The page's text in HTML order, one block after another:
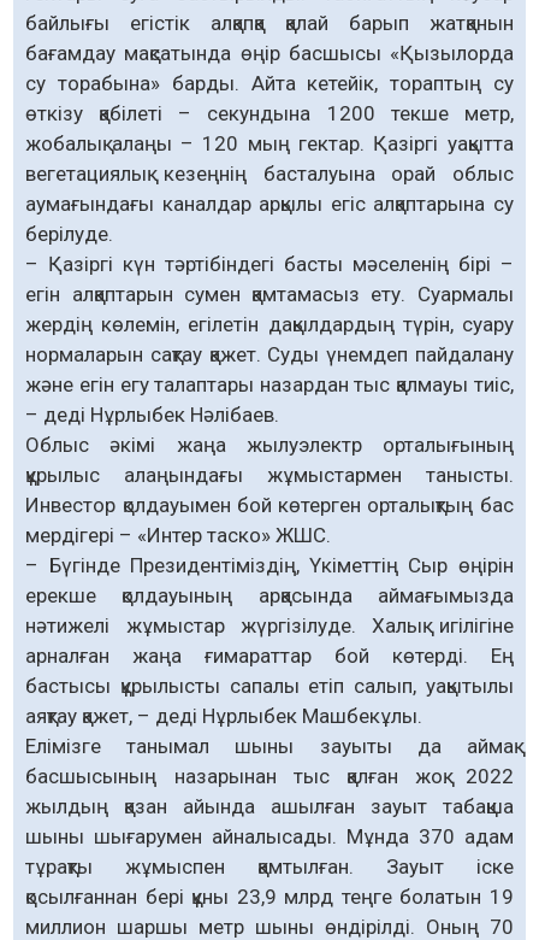
байлығы егістік алқапқа қалай барып жатқанын
бағамдау мақсатында өңір басшысы «Қызылорда
су торабына» барды. Айта кетейік, тораптың су
өткізу қабілеті – секундына 1200 текше метр,
жобалық алаңы – 120 мың гектар. Қазіргі уақытта
вегетациялық кезеңнің басталуына орай облыс
аумағындағы каналдар арқылы егіс алқаптарына су
берілуде.
– Қазіргі күн тәртібіндегі басты мәселенің бірі –
егін алқаптарын сумен қамтамасыз ету. Суармалы
жердің көлемін, егілетін дақылдардың түрін, суару
нормаларын сақтау қажет. Суды үнемдеп пайдалану
және егін егу талаптары назардан тыс қалмауы тиіс,
– деді Нұрлыбек Нәлібаев.
Облыс әкімі жаңа жылуэлектр орталығының
құрылыс алаңындағы жұмыстармен танысты.
Инвестор қолдауымен бой көтерген орталықтың бас
мердігері – «Интер таско» ЖШС.
– Бүгінде Президентіміздің, Үкіметтің Сыр өңірін
ерекше қолдауының арқасында аймағымызда
нәтижелі жұмыстар жүргізілуде. Халық игілігіне
арналған жаңа ғимараттар бой көтерді. Ең
бастысы құрылысты сапалы етіп салып, уақытылы
аяқтау қажет, – деді Нұрлыбек Машбекұлы.
Елімізге танымал шыны зауыты да аймақ
басшысының назарынан тыс қалған жоқ. 2022
жылдың қазан айында ашылған зауыт табақша
шыны шығарумен айналысады. Мұнда 370 адам
тұрақты жұмыспен қамтылған. Зауыт іске
қосылғаннан бері құны 23,9 млрд теңге болатын 19
миллион шаршы метр шыны өндірілді. Оның 70